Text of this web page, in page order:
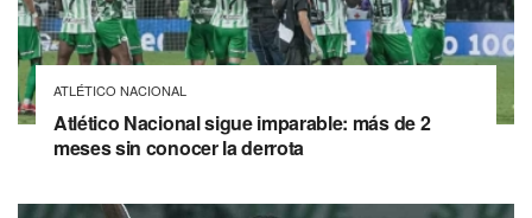
ATLÉTICO NACIONAL
Atlético Nacional sigue imparable: más de 2
meses sin conocer la derrota